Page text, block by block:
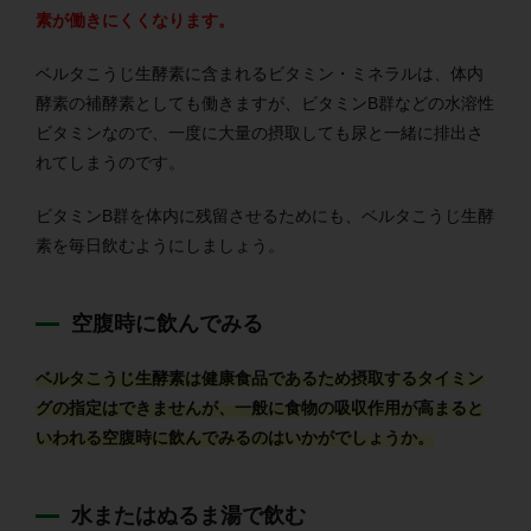
素が働きにくくなります。
ベルタこうじ生酵素に含まれるビタミン・ミネラルは、体内
酵素の補酵素としても働きますが、ビタミンB群などの水溶性
ビタミンなので、一度に大量の摂取しても尿と一緒に排出さ
れてしまうのです。
ビタミンB群を体内に残留させるためにも、ベルタこうじ生酵
素を毎日飲むようにしましょう。
空腹時に飲んでみる
ベルタこうじ生酵素は健康食品であるため摂取するタイミン
グの指定はできませんが、一般に食物の吸収作用が高まると
いわれる空腹時に飲んでみるのはいかがでしょうか。
水またはぬるま湯で飲む